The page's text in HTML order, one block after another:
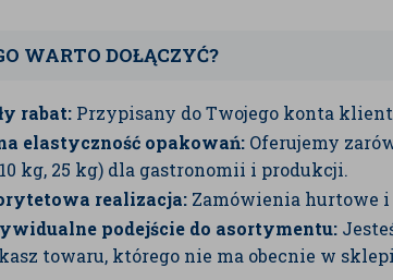
WARTO DOŁĄCZYĆ?
rabat: Przypisany do Twojego konta
elastyczność opakowań: Oferujemy
kg, 25 kg) dla gastronomii i produkcji.
realizacja: Zamówienia hurtowe
podejście do asortymentu:
towaru, którego nie ma obecnie w